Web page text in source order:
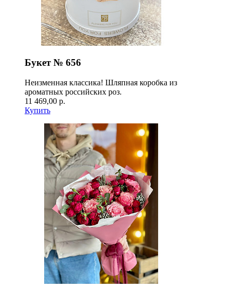
Букет № 656
Неизменная классика! Шляпная коробка из
ароматных российских роз.
11 469,00 р.
Купить